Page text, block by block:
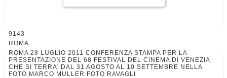
9143
ROMA
ROMA 28 LUGLIO 2011 CONFERENZA STAMPA PER LA
PRESENTAZIONE DEL 68 FESTIVAL DEL CINEMA DI VENEZIA
CHE SI TERRA' DAL 31 AGOSTO AL 10 SETTEMBRE NELLA
FOTO MARCO MULLER FOTO RAVAGLI